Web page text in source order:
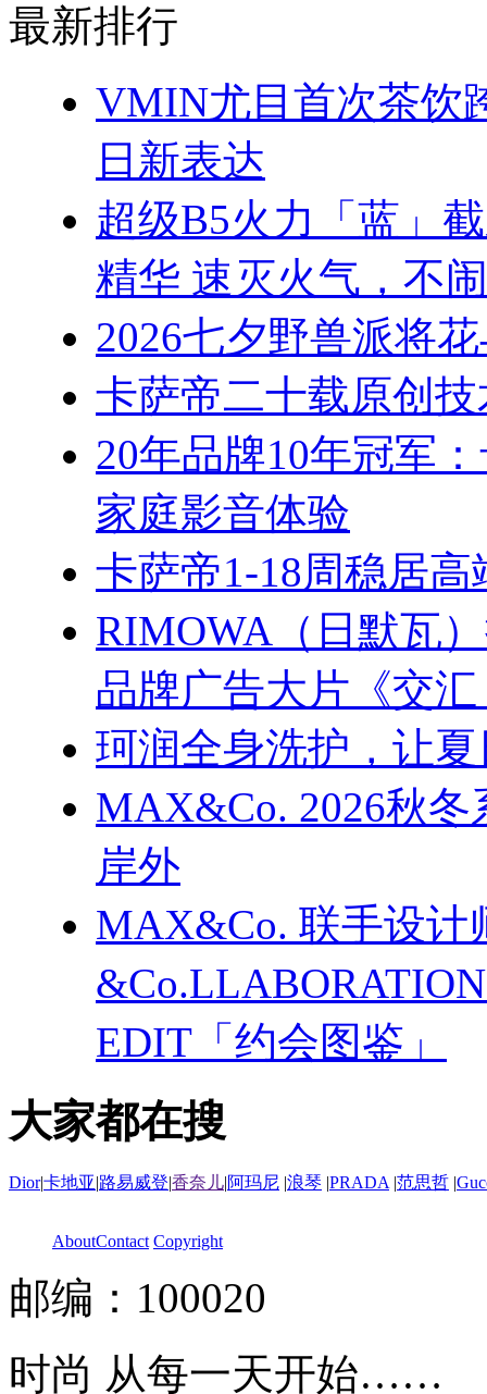
最新排行
VMIN尤目首次茶饮
日新表达
超级B5火力「蓝」
精华 速灭火气，不
2026七夕野兽派将
卡萨帝二十载原创
20年品牌10年冠军
家庭影音体验
卡萨帝1-18周稳居
RIMOWA（日默瓦
品牌广告大片《交
珂润全身洗护，让
MAX&Co. 2026秋
岸外
MAX&Co. 联手设计
EDIT「约会图鉴」
大家都在搜
Dior|卡地亚|路易威登|香奈儿|阿玛尼 |浪琴 |PRADA |范思哲 |
AboutContact Copyright
邮编：100020
时尚 从每一天开始……